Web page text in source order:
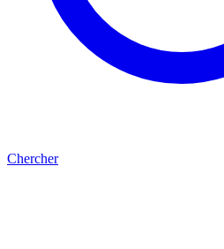
Chercher